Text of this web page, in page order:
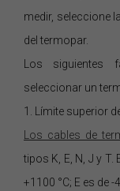
medir, seleccione
del termopar.
Los siguientes
seleccionar un
1. Límite superior
Los cables de
tipos K, E, N, J y T.
+1100 °C; E es de -